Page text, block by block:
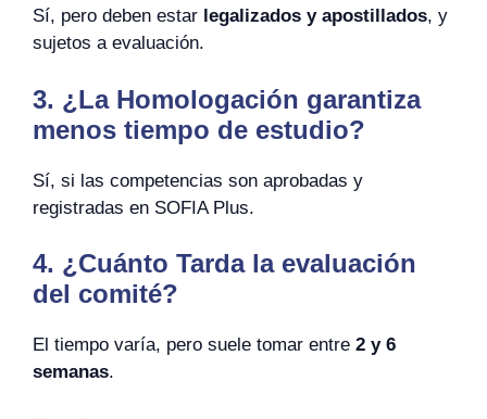
Sí, pero deben estar legalizados y apostillados, y
sujetos a evaluación.
3. ¿La Homologación garantiza
menos tiempo de estudio?
Sí, si las competencias son aprobadas y
registradas en SOFIA Plus.
4. ¿Cuánto Tarda la evaluación
del comité?
El tiempo varía, pero suele tomar entre 2 y 6
semanas.